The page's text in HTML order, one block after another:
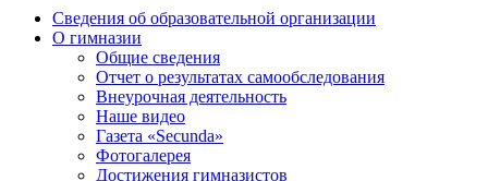
Сведения об образовательной организации
О гимназии
Общие сведения
Отчет о результатах самообследования
Внеурочная деятельность
Наше видео
Газета «Secunda»
Фотогалерея
Достижения гимназистов